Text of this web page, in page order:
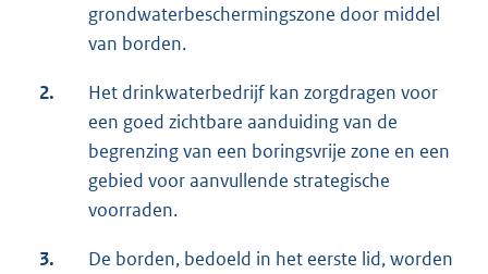
grondwaterbeschermingszone door middel
van borden.
2.
Het drinkwaterbedrijf kan zorgdragen voor
een goed zichtbare aanduiding van de
begrenzing van een boringsvrije zone en een
gebied voor aanvullende strategische
voorraden.
3.
De borden, bedoeld in het eerste lid, worden